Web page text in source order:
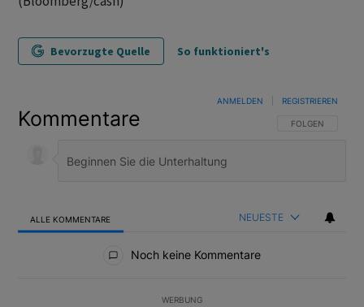
Bevorzugte Quelle So funktioniert's
Kommentare FOLGE DIESER
FOLGEN
ANMELDEN REGISTRIEREN
ALLE KOMMENTARE NEUESTE
Noch keine Kommentare
WERBUNG